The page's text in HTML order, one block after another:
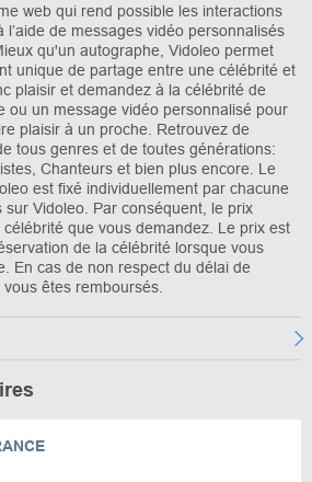
web qui rend possible les interactions
de messages vidéo personnalisés
qu'un autographe, Vidoleo permet
unique de partage entre une célébrité et
plaisir et demandez à la célébrité de
ou un message vidéo personnalisé pour
plaisir à un proche. Retrouvez de
tous genres et de toutes générations:
Chanteurs et bien plus encore. Le
est fixé individuellement par chacune
Vidoleo. Par conséquent, le prix
que vous demandez. Le prix est
de la célébrité lorsque vous
En cas de non respect du délai de
êtes remboursés.